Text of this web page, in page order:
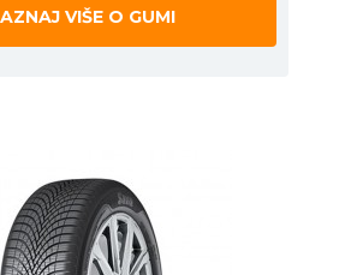
VIŠE O GUMI